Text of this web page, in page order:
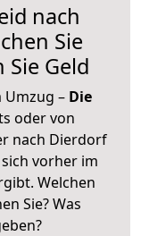
nach
Sie
Geld
– Die
oder von
nach Dierdorf
vorher im
Welchen
Sie? Was